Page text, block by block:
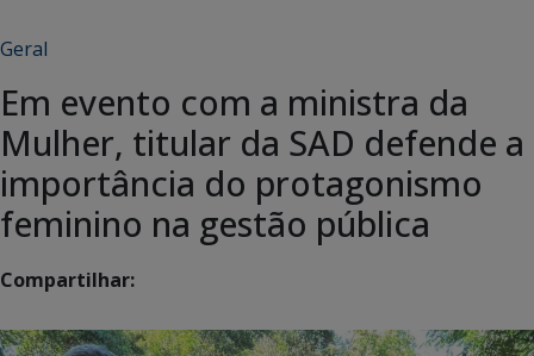
Geral
Em evento com a ministra da
Mulher, titular da SAD defende a
importância do protagonismo
feminino na gestão pública
Compartilhar: